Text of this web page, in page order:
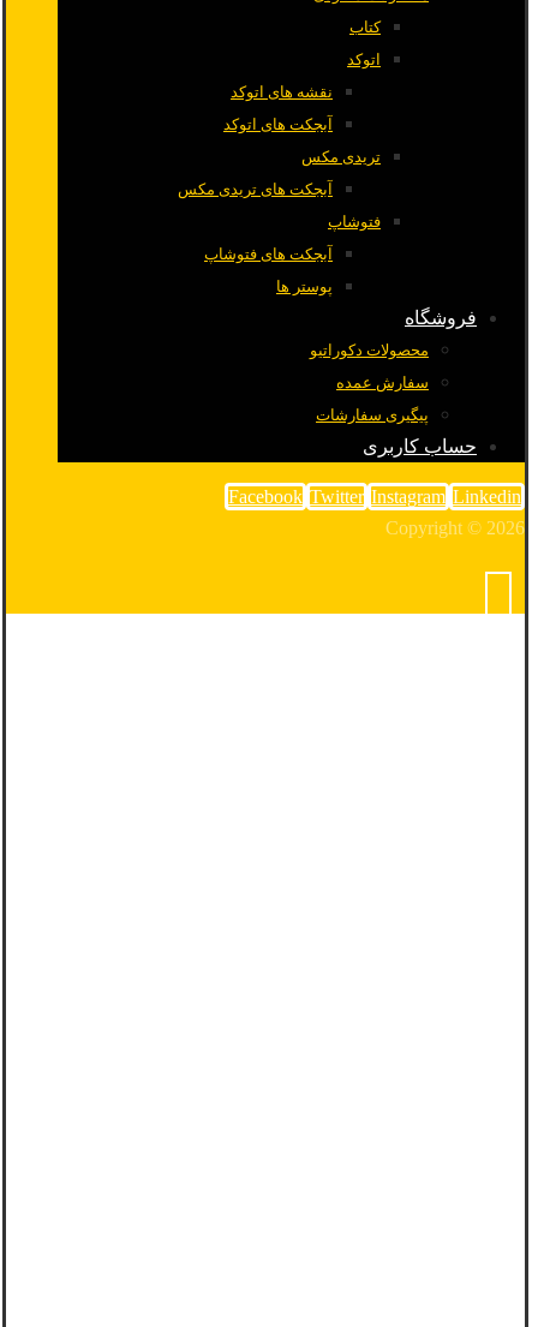
کتاب
اتوکد
نقشه های اتوکد
آبجکت های اتوکد
تریدی مکس
آبجکت های تریدی مکس
فتوشاپ
آبجکت های فتوشاپ
پوستر ها
فروشگاه
محصولات دکوراتیو
سفارش عمده
پیگیری سفارشات
حساب کاربری
Facebook Twitter Instagram Linkedin
Copyright © 2026